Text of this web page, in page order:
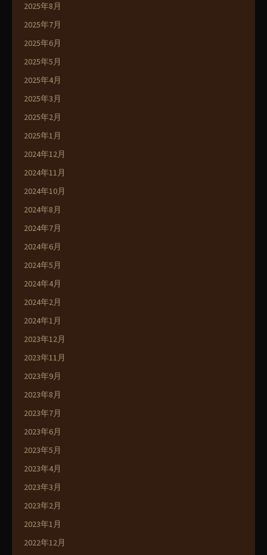
2025年8月
2025年7月
2025年6月
2025年5月
2025年4月
2025年3月
2025年2月
2025年1月
2024年12月
2024年11月
2024年10月
2024年8月
2024年7月
2024年6月
2024年5月
2024年4月
2024年2月
2024年1月
2023年12月
2023年11月
2023年9月
2023年8月
2023年7月
2023年6月
2023年5月
2023年4月
2023年3月
2023年2月
2023年1月
2022年12月